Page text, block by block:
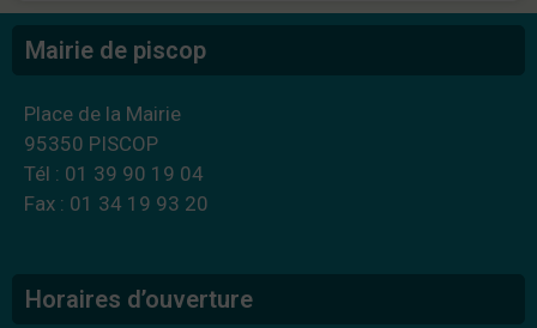
Mairie de piscop
Place de la Mairie
95350 PISCOP
Tél : 01 39 90 19 04
Fax : 01 34 19 93 20
Horaires d’ouverture